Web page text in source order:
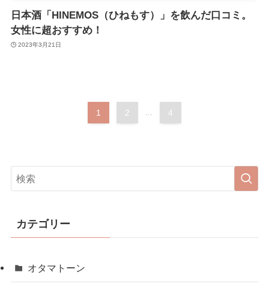
日本酒「HINEMOS（ひねもす）」を飲んだ口コミ。
女性に超おすすめ！
2023年3月21日
1 2 ... 4
カテゴリー
オタマトーン